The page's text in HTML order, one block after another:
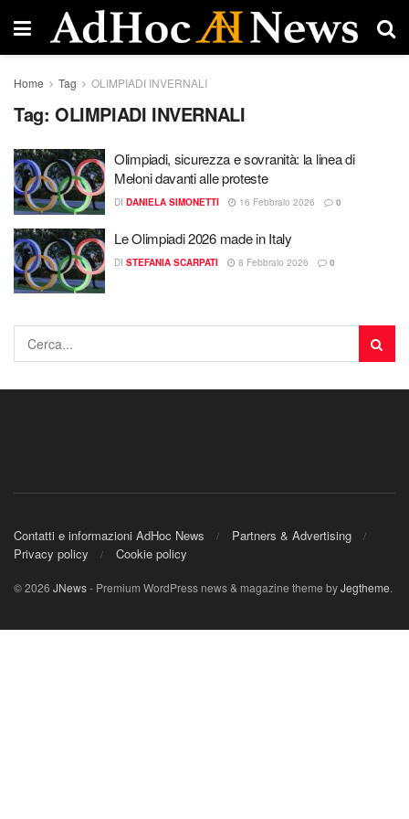
Home Tag OLIMPIADI INVERNALI
Tag: OLIMPIADI INVERNALI
Olimpiadi, sicurezza e sovranità: la linea di
Meloni davanti alle proteste
DI DANIELA SIMONETTI 16 Febbraio 2026 0
Le Olimpiadi 2026 made in Italy
DI STEFANIA SCARPATI 8 Febbraio 2026 0
Contatti e informazioni AdHoc News
Partners & Advertising
Privacy policy
Cookie policy
© 2026 JNews- Premium WordPress news & magazine theme byJegtheme.